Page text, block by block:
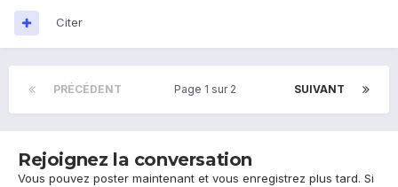
Citer
PRÉCÉDENT SUIVANT
Page 1 sur 2
Rejoignez la conversation
Vous pouvez poster maintenant et vous enregistrez plus tard. Si